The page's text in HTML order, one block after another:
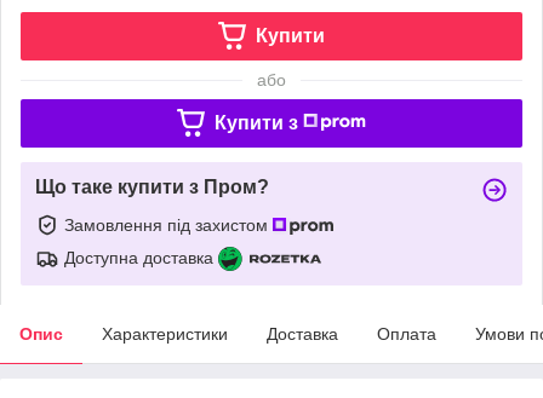
Купити
або
Купити з
Що таке купити з Пром?
Замовлення під захистом
Доступна доставка
Опис Характеристики Доставка Оплата Умови